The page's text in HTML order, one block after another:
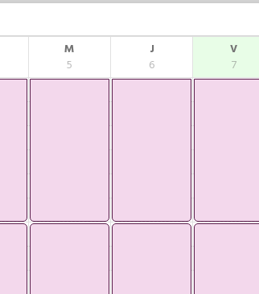
M
5
J
6
V
7